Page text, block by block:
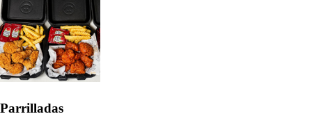
Parrilladas